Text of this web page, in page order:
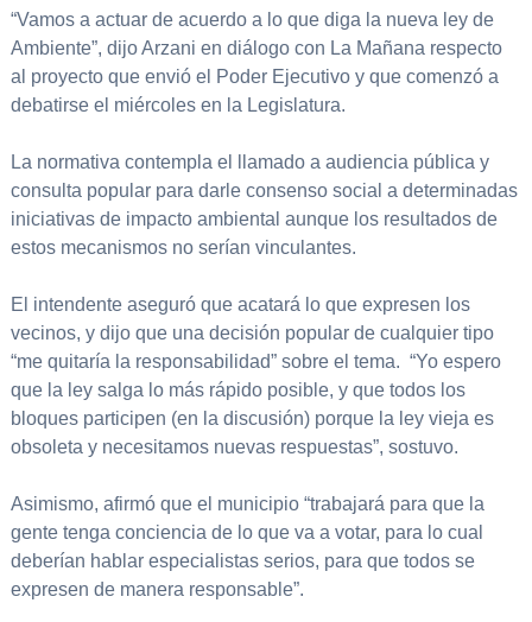
“Vamos a actuar de acuerdo a lo que diga la nueva ley de
Ambiente”, dijo Arzani en diálogo con La Mañana respecto
al proyecto que envió el Poder Ejecutivo y que comenzó a
debatirse el miércoles en la Legislatura.
La normativa contempla el llamado a audiencia pública y
consulta popular para darle consenso social a determinadas
iniciativas de impacto ambiental aunque los resultados de
estos mecanismos no serían vinculantes.
El intendente aseguró que acatará lo que expresen los
vecinos, y dijo que una decisión popular de cualquier tipo
“me quitaría la responsabilidad” sobre el tema. “Yo espero
que la ley salga lo más rápido posible, y que todos los
bloques participen (en la discusión) porque la ley vieja es
obsoleta y necesitamos nuevas respuestas”, sostuvo.
Asimismo, afirmó que el municipio “trabajará para que la
gente tenga conciencia de lo que va a votar, para lo cual
deberían hablar especialistas serios, para que todos se
expresen de manera responsable”.